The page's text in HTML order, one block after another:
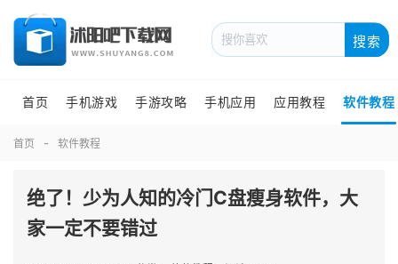
搜索
首页 手机游戏 手游攻略 手机应用 应用教程 软件教程
首页 软件教程
绝了！少为人知的冷门C盘瘦身软件，大
家一定不要错过